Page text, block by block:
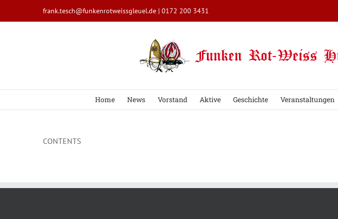
Inhalt
frank.tesch@funkenrotweissgleuel.de | 0172 200 3431
Home News Vorstand Aktive Geschichte Veranstaltungen
CONTENTS